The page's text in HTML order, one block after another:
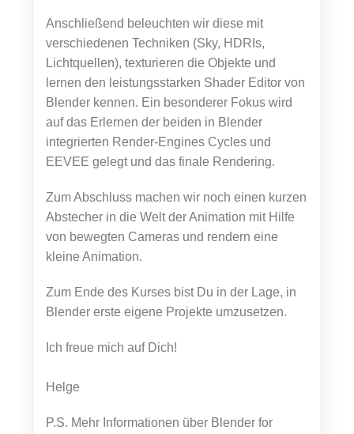
Anschließend beleuchten wir diese mit
verschiedenen Techniken (Sky, HDRIs,
Lichtquellen), texturieren die Objekte und
lernen den leistungsstarken Shader Editor von
Blender kennen. Ein besonderer Fokus wird
auf das Erlernen der beiden in Blender
integrierten Render-Engines Cycles und
EEVEE gelegt und das finale Rendering.
Zum Abschluss machen wir noch einen kurzen
Abstecher in die Welt der Animation mit Hilfe
von bewegten Cameras und rendern eine
kleine Animation.
Zum Ende des Kurses bist Du in der Lage, in
Blender erste eigene Projekte umzusetzen.
Ich freue mich auf Dich!
Helge
P.S. Mehr Informationen über Blender for